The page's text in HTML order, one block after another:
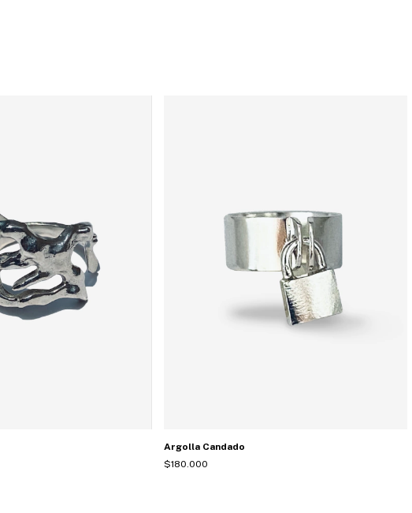
Argolla Candado
$180.000